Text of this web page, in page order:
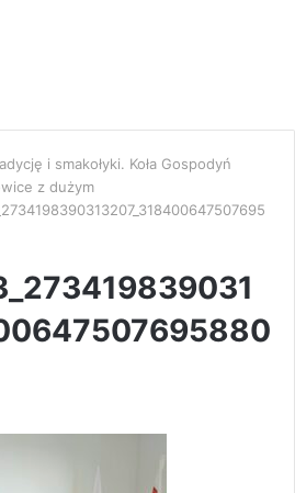
i smakołyki. Koła Gospodyń
z dużym